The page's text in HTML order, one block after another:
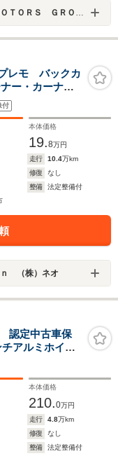
ＯＲＳ ＧＲＯＵＰ
レモ バックカ
ー・カーナ
・下取直売・
シート・ルー
付
本体価格
19.8万円
走行 10.4万km
修復
なし
整備
法定整備付
（株）ネオ
認定中古車保
アルミホイー
ックモニター/
本体価格
210.0万円
走行 4.8万km
修復
なし
整備
法定整備付